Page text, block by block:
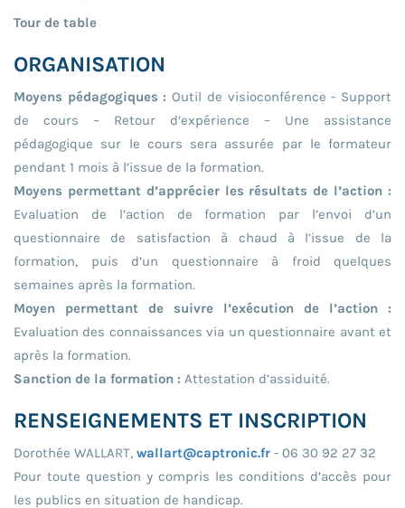
Tour de table
ORGANISATION
Moyens pédagogiques : Outil de visioconférence - Support
de cours – Retour d’expérience – Une assistance
pédagogique sur le cours sera assurée par le formateur
pendant 1 mois à l’issue de la formation.
Moyens permettant d’apprécier les résultats de l’action :
Evaluation de l’action de formation par l’envoi d’un
questionnaire de satisfaction à chaud à l’issue de la
formation, puis d’un questionnaire à froid quelques
semaines après la formation.
Moyen permettant de suivre l’exécution de l’action :
Evaluation des connaissances via un questionnaire avant et
après la formation.
Sanction de la formation : Attestation d’assiduité.
RENSEIGNEMENTS ET INSCRIPTION
Dorothée WALLART, wallart@captronic.fr - 06 30 92 27 32
Pour toute question y compris les conditions d’accès pour
les publics en situation de handicap.